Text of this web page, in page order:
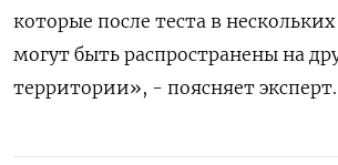
которые после теста в нескольких
могут быть распространены на
территории», - поясняет эксперт.